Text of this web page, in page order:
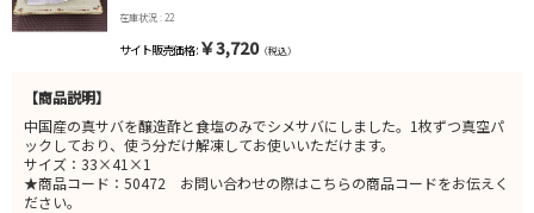
在庫状況 : 22
サイト販売価格 : ￥3,720（税込）
【商品説明】
中国産の真サバを醸造酢と食塩のみでシメサバにしました。1枚ずつ真空パ
ックしており、使う分だけ解凍してお使いいただけます。
サイズ：33×41×1
★商品コード：50472 お問い合わせの際はこちらの商品コードをお伝えく
ださい。